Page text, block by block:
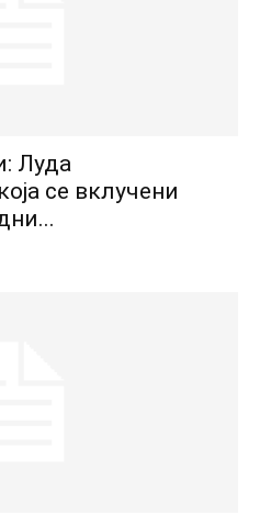
Луда
се вклучени